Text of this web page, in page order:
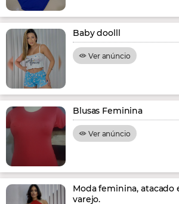
Baby doolll
Ver anúncio
Blusas Feminina
Ver anúncio
Moda feminina, atacado
varejo.